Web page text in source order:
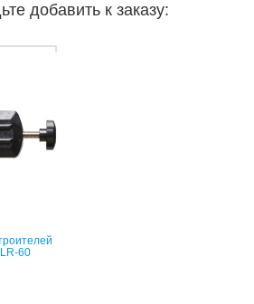
добавить к заказу:
60